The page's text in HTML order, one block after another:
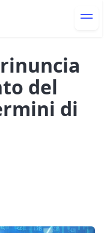
rinuncia
del
di